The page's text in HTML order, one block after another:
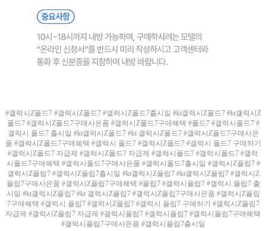
#갤럭시Z폴드7 #갤럭시Z폴드7 #갤럭시Z폴드7출시일 #kt갤럭시Z폴드7 #kt갤럭시Z
폴드7 #갤럭시Z폴드7구매사은품 #갤럭시Z폴드7구매혜택 #폴드7 #갤럭시폴드7 #
갤럭시 폴드7 출시일 #kt갤럭시Z폴드7 #kt 갤럭시Z폴드7 #갤럭시Z폴드7구매사은
품 #갤럭시Z폴드7구매혜택 #갤럭시 폴드7 #갤럭시Z폴드7 #갤럭시 폴드7 구매하기
#갤럭시Z폴드7 자급제 #갤럭시Z폴드7 자급제 #갤럭시폴드7 #갤럭시폴드7 #갤럭
시폴드7구매혜택 #갤럭시폴드7구매사은품 #갤럭시폴드7출시일 #갤럭시Z플립7 #
갤럭시Z플립7 #갤럭시Z플립7출시일 #kt갤럭시Z플립7 #kt갤럭시Z플립7 #갤럭시Z
플립7구매사은품 #갤럭시Z플립7구매혜택 #플립7 #갤럭시플립7 #갤럭시 플립7 출
시일 #kt갤럭시Z플립7 #kt 갤럭시Z플립7 #갤럭시Z플립7구매사은품 #갤럭시Z플립
7구매혜택 #갤럭시 플립7 #갤럭시Z플립7 #갤럭시 플립7 구매하기 #갤럭시Z플립7
자급제 #갤럭시Z플립7 자급제 #갤럭시플립7 #갤럭시플립7 #갤럭시플립7구매혜택
#갤럭시플립7구매사은품 #갤럭시플립7출시일